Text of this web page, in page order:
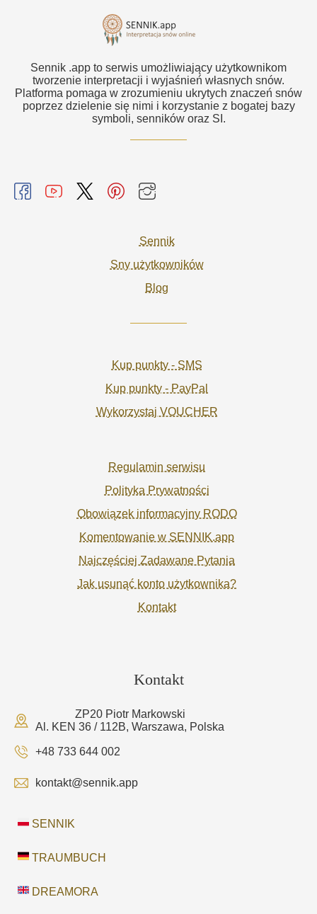
Sennik .app to serwis umożliwiający użytkownikom
tworzenie interpretacji i wyjaśnień własnych snów.
Platforma pomaga w zrozumieniu ukrytych znaczeń snów
poprzez dzielenie się nimi i korzystanie z bogatej bazy
symboli, senników oraz SI.
Sennik
Sny użytkowników
Blog
Kup punkty - SMS
Kup punkty - PayPal
Wykorzystaj VOUCHER
Regulamin serwisu
Polityka Prywatności
Obowiązek informacyjny RODO
Komentowanie w SENNIK.app
Najczęściej Zadawane Pytania
Jak usunąć konto użytkownika?
Kontakt
Kontakt
ZP20 Piotr Markowski
Al. KEN 36 / 112B, Warszawa, Polska
+48 733 644 002
kontakt@sennik.app
SENNIK
TRAUMBUCH
DREAMORA